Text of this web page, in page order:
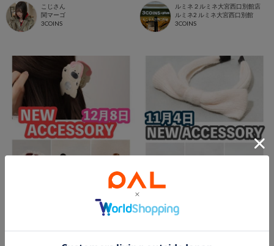
こじさん
関マーゴ
3COINS
ルミネ２ルミネ大宮西口別館店
ルミネ2 ルミネ大宮西口別館
3COINS
2025.11.13
kuro
札幌アピア店